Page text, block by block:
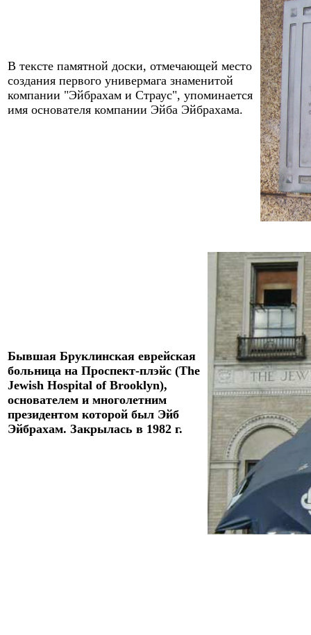
В тексте памятной доски, отмечающей место
создания первого универмага знаменитой
компании "Эйбрахам и Страус", упоминается
имя основателя компании Эйба Эйбрахама.
Бывшая Бруклинская еврейская
больница на Проспект-плэйс (The
Jewish Hospital of Brooklyn),
основателем и многолетним
президентом которой был Эйб
Эйбрахам. Закрылась в 1982 г.